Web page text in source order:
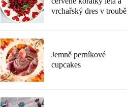
vrchařský dres v troubě
Jemně perníkové
cupcakes